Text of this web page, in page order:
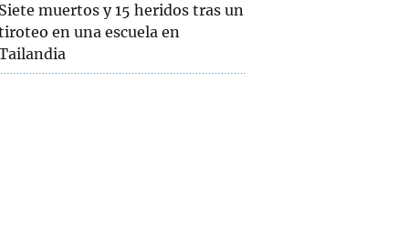
Siete muertos y 15 heridos tras un
en una escuela en